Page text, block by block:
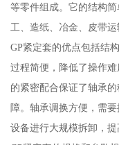
等零件组成。它的结构
工、造纸、冶金、皮带运
GP紧定套的优点包括结
过程简便，降低了操作
的紧密配合保证了轴承
障。轴承调换方便，需
设备进行大规模拆卸，提